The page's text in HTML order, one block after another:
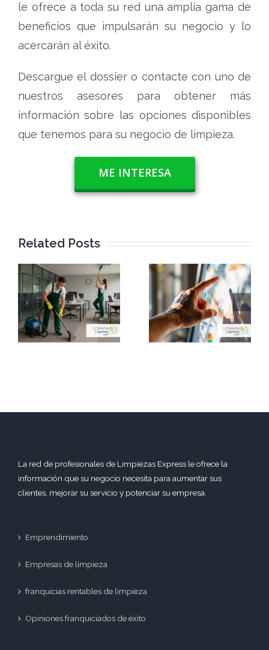
le ofrece a toda su red una amplia gama de
beneficios que impulsarán su negocio y lo
acercarán al éxito.
Descargue el dossier o contacte con uno de
nuestros asesores para obtener más
información sobre las opciones disponibles
que tenemos para su negocio de limpieza.
ME INTERESA
Related Posts
Cómo
posicionarte
como la
empresa de
limpieza nº1
¿Quieres
clientes VIP?
Así entran las
empresas de
limpieza en
La red de profesionales de Limpiezas Express le ofrece la
información que su negocio necesita para aumentar sus
clientes, mejorar su servicio y potenciar su empresa.
Emprendimiento
Empresas de limpieza
franquicias rentables de limpieza
Opiniones franquiciados de éxito